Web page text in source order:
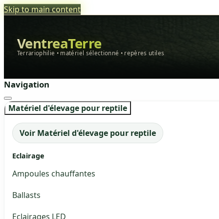
Skip to main content
VentreaTerre
Terrariophilie • matériel sélectionné • repères utiles
Navigation
Matériel d'élevage pour reptile
Voir Matériel d'élevage pour reptile
Eclairage
Ampoules chauffantes
Ballasts
Eclairages LED